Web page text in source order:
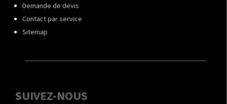
Demande de devis
Contact par service
Sitemap
SUIVEZ-NOUS